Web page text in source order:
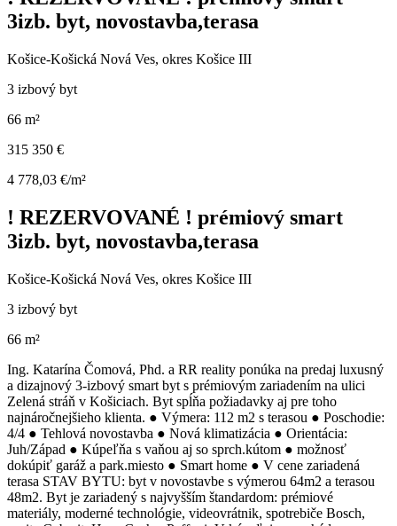
3izb. byt, novostavba,terasa
Košice-Košická Nová Ves, okres Košice III
3 izbový byt
66 m²
315 350 €
4 778,03 €/m²
! REZERVOVANÉ ! prémiový smart
3izb. byt, novostavba,terasa
Košice-Košická Nová Ves, okres Košice III
3 izbový byt
66 m²
Ing. Katarína Čomová, Phd. a RR reality ponúka na predaj luxusný
a dizajnový 3-izbový smart byt s prémiovým zariadením na ulici
Zelená stráň v Košiciach. Byt spĺňa požiadavky aj pre toho
najnáročnejšieho klienta. ● Výmera: 112 m2 s terasou ● Poschodie:
4/4 ● Tehlová novostavba ● Nová klimatizácia ● Orientácia:
Juh/Západ ● Kúpeľňa s vaňou aj so sprch.kútom ● možnosť
dokúpiť garáž a park.miesto ● Smart home ● V cene zariadená
terasa STAV BYTU: byt v novostavbe s výmerou 64m2 a terasou
48m2. Byt je zariadený s najvyšším štandardom: prémiové
materiály, moderné technológie, videovrátnik, spotrebiče Bosch,